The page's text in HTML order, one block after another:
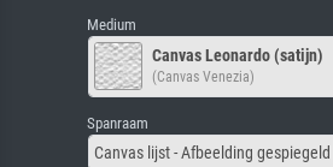
Medium
Canvas Leonardo (satijn)
(Canvas Venezia)
Spanraam